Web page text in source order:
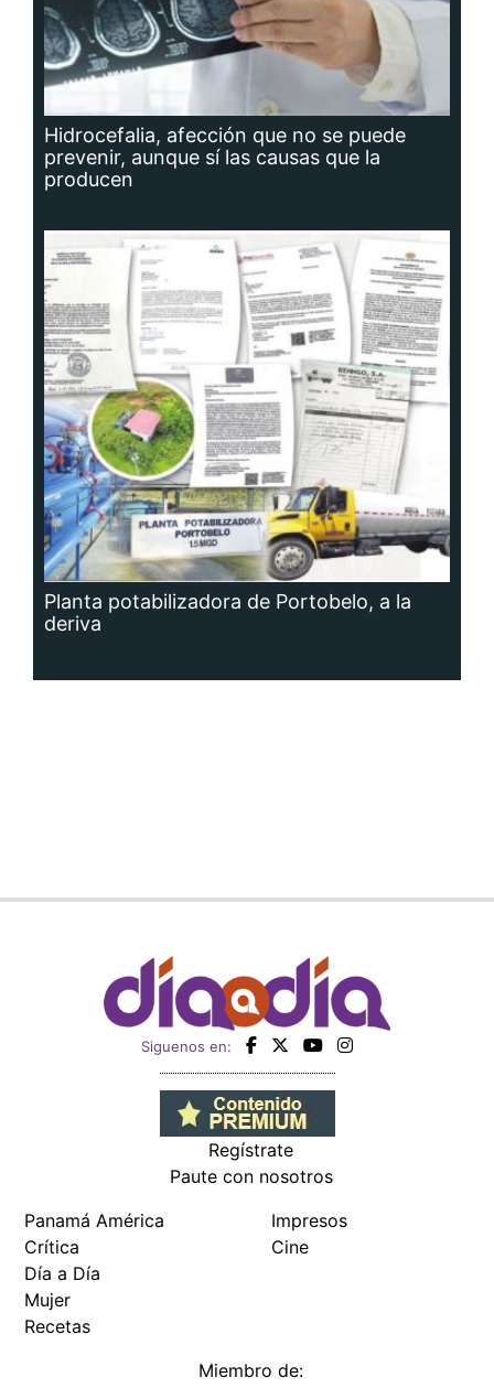
Hidrocefalia, afección que no se puede
prevenir, aunque sí las causas que la
producen
Planta potabilizadora de Portobelo, a la
deriva
Siguenos en:
Regístrate
Paute con nosotros
Panamá América
Crítica
Día a Día
Mujer
Recetas
Impresos
Cine
Miembro de: